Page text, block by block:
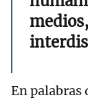
En palabras